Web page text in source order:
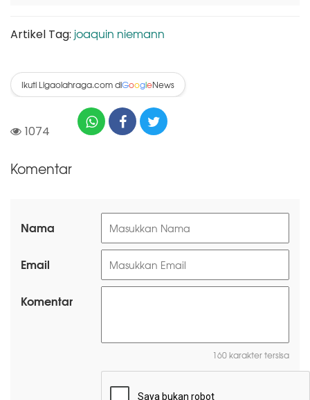
Artikel Tag: joaquin niemann
Ikuti Ligaolahraga.com diGoogleNews
1074
Komentar
Nama
Email
Komentar
160 karakter tersisa